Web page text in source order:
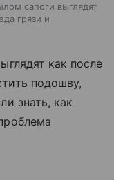
сапоги выглядят
грязи и
как после
подошву,
знать, как